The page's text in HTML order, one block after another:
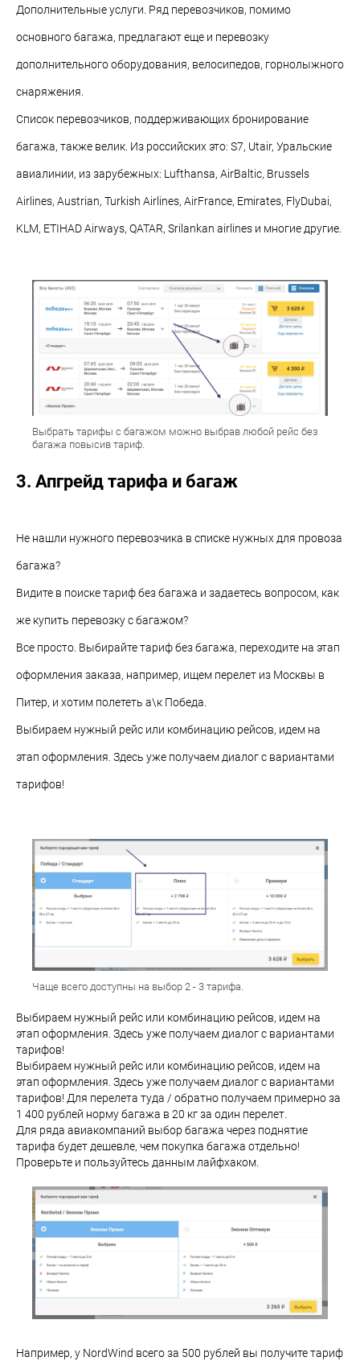
Дополнительные услуги. Ряд перевозчиков, помимо
основного багажа, предлагают еще и перевозку
дополнительного оборудования, велосипедов, горнолыжного
снаряжения.
Список перевозчиков, поддерживающих бронирование
багажа, также велик. Из российских это: S7, Utair, Уральские
авиалинии, из зарубежных: Lufthansa, AirBaltic, Brussels
Airlines, Austrian, Turkish Airlines, AirFrance, Emirates, FlyDubai,
KLM, ETIHAD Airways, QATAR, Srilankan airlines и многие другие.
Выбрать тарифы с багажом можно выбрав любой рейс без
багажа повысив тариф.
3. Апгрейд тарифа и багаж
Не нашли нужного перевозчика в списке нужных для провоза
багажа?
Видите в поиске тариф без багажа и задаетесь вопросом, как
же купить перевозку с багажом?
Все просто. Выбирайте тариф без багажа, переходите на этап
оформления заказа, например, ищем перелет из Москвы в
Питер, и хотим полететь а\к Победа.
Выбираем нужный рейс или комбинацию рейсов, идем на
этап оформления. Здесь уже получаем диалог с вариантами
тарифов!
Чаще всего доступны на выбор 2 - 3 тарифа.
Выбираем нужный рейс или комбинацию рейсов, идем на
этап оформления. Здесь уже получаем диалог с вариантами
тарифов!
Выбираем нужный рейс или комбинацию рейсов, идем на
этап оформления. Здесь уже получаем диалог с вариантами
тарифов! Для перелета туда / обратно получаем примерно за
1 400 рублей норму багажа в 20 кг за один перелет.
Для ряда авиакомпаний выбор багажа через поднятие
тарифа будет дешевле, чем покупка багажа отдельно!
Проверьте и пользуйтесь данным лайфхаком.
Например, у NordWind всего за 500 рублей вы получите тариф